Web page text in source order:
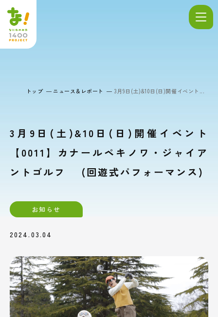
トップ ニュース＆レポート 3月9日(土)&10日(日)開催イベント...
3月9日(土)&10日(日)開催イベント
【0011】カナールペキノワ・ジャイア
ントゴルフ (回遊式パフォーマンス)
お知らせ
2024.03.04